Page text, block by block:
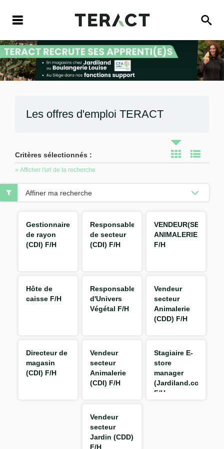
Les offres d'emploi TERACT
Critères sélectionnés :
» Afficher l'url de la recherche
Gestionnaire
de rayon
(CDI) F/H
Responsable
de secteur
(CDI) F/H
VENDEUR(SE)
ANIMALERIE
F/H
Hôte de
caisse F/H
Responsable
d'Univers
Végétal F/H
Vendeur
secteur
Animalerie
(CDD) F/H
Directeur de
magasin
(CDI) F/H
Vendeur
secteur
Animalerie
(CDI) F/H
Stagiaire E-
store
manager
(Jardiland.com)
F/H
Vendeur
secteur
Jardin (CDD)
F/H
Affiner ma recherche